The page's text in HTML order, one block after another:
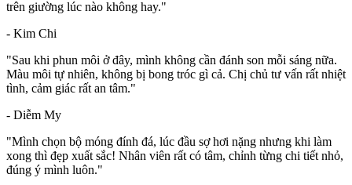
trên giường lúc nào không hay."
- Kim Chi
"Sau khi phun môi ở đây, mình không cần đánh son mỗi sáng nữa.
Màu môi tự nhiên, không bị bong tróc gì cả. Chị chủ tư vấn rất nhiệt
tình, cảm giác rất an tâm."
- Diễm My
"Mình chọn bộ móng đính đá, lúc đầu sợ hơi nặng nhưng khi làm
xong thì đẹp xuất sắc! Nhân viên rất có tâm, chỉnh từng chi tiết nhỏ,
đúng ý mình luôn."